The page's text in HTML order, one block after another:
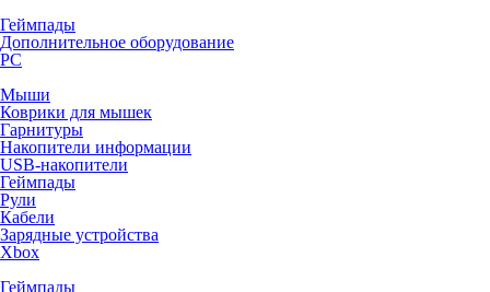
Геймпады
Дополнительное оборудование
PC
Мыши
Коврики для мышек
Гарнитуры
Накопители информации
USB-накопители
Геймпады
Рули
Кабели
Зарядные устройства
Xbox
Геймпады